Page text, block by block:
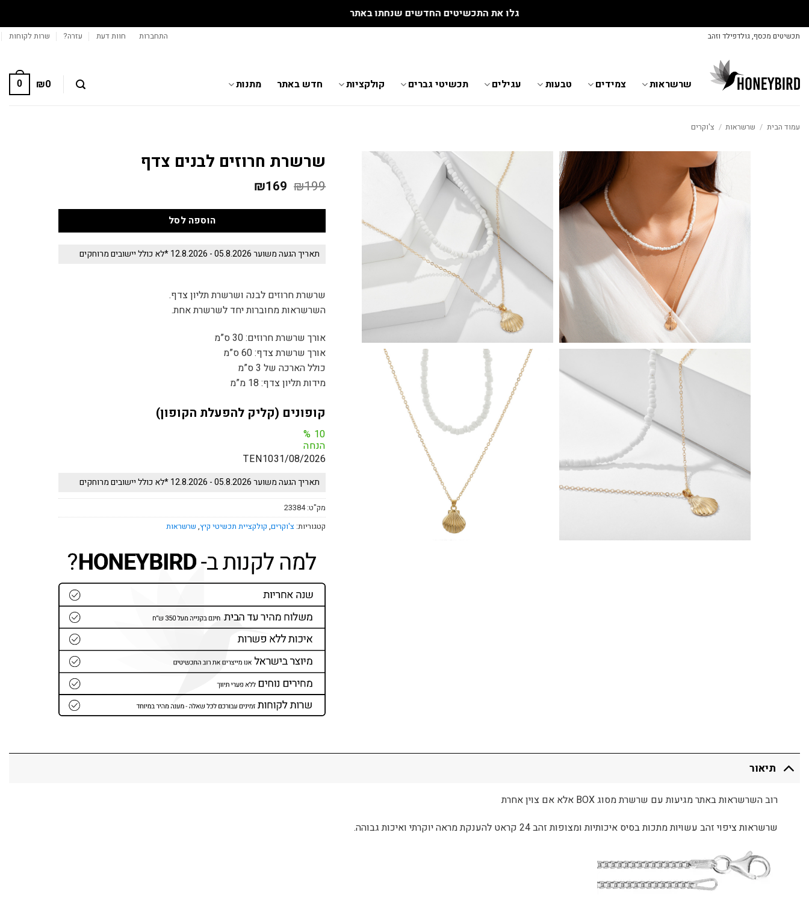
גלו את התכשיטים החדשים שנחתו באתר
Skip
תכשיטים מכסף, גולדפילד וזהב התחברות חוות דעת עזרה? שרות לקוחות
שרשראות צמידים טבעות עגילים תכשיטי גברים קולקציות חדש באתר מתנות ₪0
0
עמוד הבית / שרשראות / צ'וקרים
שרשרת חרוזים לבנים צדף
₪199 המחיר
היה:
₪169
הוא:
הוספה לסל
תאריך הגעה משוער 05.8.2026 - 12.8.2026 *לא כולל יישובים מרוחקים
שרשרת חרוזים לבנה ושרשרת תליון צדף.
השרשראות מחוברות יחד לשרשרת אחת.
אורך שרשרת חרוזים: 30 ס”מ
אורך שרשרת צדף: 60 ס”מ
כולל הארכה של 3 ס”מ
מידות תליון צדף: 18 מ”מ
קופונים (קליק להפעלת הקופון)
10
%
הנחה
TEN1031/08/2026
תאריך הגעה משוער 05.8.2026 - 12.8.2026 *לא כולל יישובים מרוחקים
מק"ט:23384
קטגוריות: צ'וקרים, קולקציית תכשיטי קיץ, שרשראות
תיאור
רוב השרשראות באתר מגיעות עם שרשרת מסוג BOX אלא אם צוין אחרת
שרשראות ציפוי זהב עשויות מתכות בסיס איכותיות ומצופות זהב 24 קראט להענקת מראה יוקרתי ואיכות גבוהה.